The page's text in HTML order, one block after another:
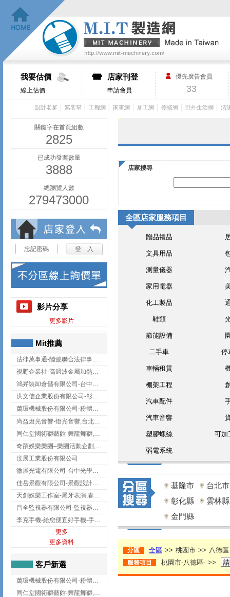
我要估價
線上估價
店家刊登
申請會員
優先廣告會員
33
設計老爹 窩客幫 工程網 家事網 加工網 修繕網 野外生活網 清
關鍵字在首頁組數
2825
已成功發案數量
3888
總瀏覽人數
279473000
忘記密碼
影片分享
更多影片
Mit推薦
法律萬事通-陸懿聯合法律事務所
視野企業社-高週波金屬加熱設備,彰化高週波金屬加熱設備
鴻昇裝卸倉儲有限公司-台中貨櫃裝卸
洪文信企業股份有限公司-彰化鋅合金鑄造,彰化五金加工,彰化五金配件
萬環機械股份有限公司-粉體塗裝設備,輸送機,輸送機設備,台南輸送機
尚益燈光音響-燈光音響,台北燈光音響,台北燈光音響出租
同仁堂國術獅藝館-舞龍舞獅,台中舞龍舞獅
奇蹟娛樂樂團–樂團活動企劃,台中樂團表演,台中婚禮樂團
汶展工業股份有限公司
微展光電有限公司-台中光學鍍膜,optical filter taiwan,台灣光學鍍膜
佳岳景觀有限公司-景觀設計公司,台北景觀設計,台北景觀工程,中山區景觀設計
天創娛樂工作室-尾牙表演,春酒表演,板橋尾牙表演
昌全監視器有限公司-監視器安裝,高雄監視器安裝,鳳山區監視器安裝
李克手機-給您便宜好手機-手機收購,屏東手機收購
更多
更多資料
客戶新選
萬環機械股份有限公司-粉體塗裝設備,輸送機,輸送機設備,台南輸送機
同仁堂國術獅藝館-舞龍舞獅,台中舞龍舞獅
店家搜尋
全區店家服務項目
贈品禮品
文具用品
測量儀器
家用電器
化工製品
鞋類
節能設備
二手車 停
車輛租賃
棚架工程
汽車配件
汽車音響
塑膠螺絲 可加
弱電系統
基隆市
台北市
彰化縣
雲林縣
金門縣
分區 全區 >> 桃園市 >> 八德區
服務項目 桃園市-八德區- >>